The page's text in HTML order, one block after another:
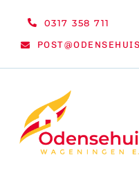
0317 358 711